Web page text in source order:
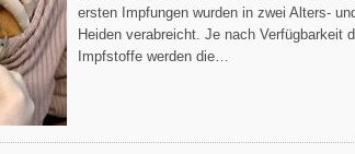
ersten Impfungen wurden in zwei Alters-
Heiden verabreicht. Je nach Verfügbarkeit
Impfstoffe werden die…